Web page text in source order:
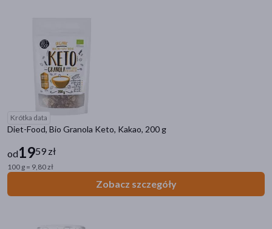
Krótka data
Diet-Food, Bio Granola Keto, Kakao, 200 g
od1959 zł
100 g = 9,80 zł
Zobacz szczegóły